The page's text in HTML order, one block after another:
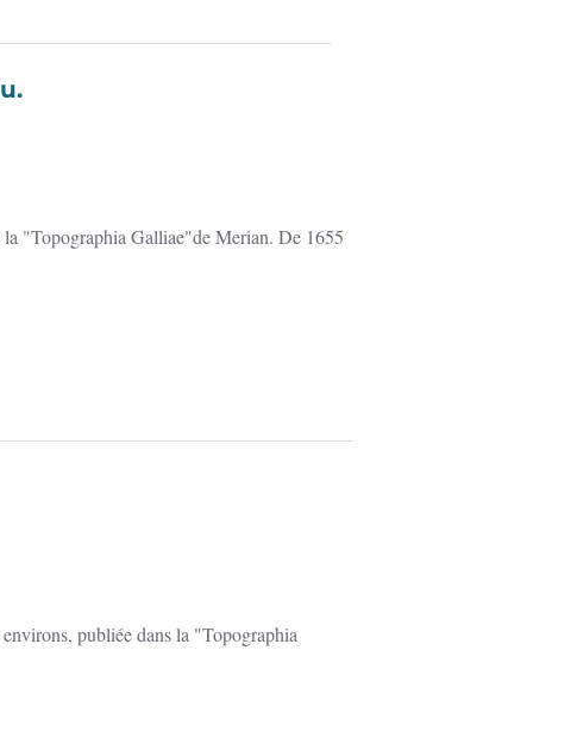
"Topographia Galliae"de Merian. De 1655
publiée dans la "Topographia